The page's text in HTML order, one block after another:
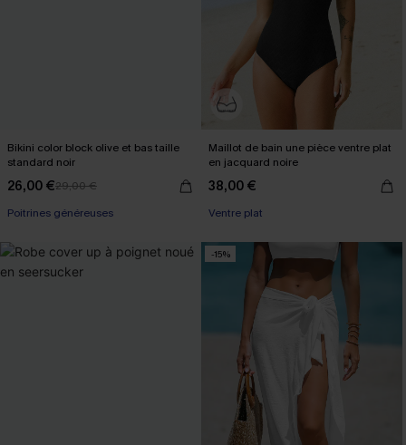
Bikini color block olive et bas taille
standard noir
26,00 €29,00 €
Poitrines généreuses
Maillot de bain une pièce ventre plat
en jacquard noire
38,00 €
Ventre plat
-15%